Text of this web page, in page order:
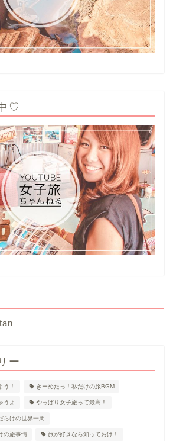
♡
ー
う！ きーめたっ！私だけの旅BGM
うよ やっぱり女子旅って最高！
らけの世界一周
の旅事情 旅が好きなら知っておけ！